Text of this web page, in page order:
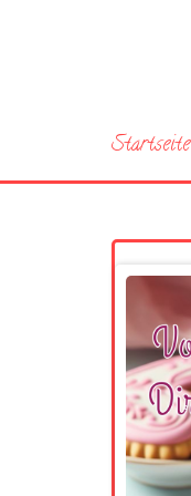
Startseite